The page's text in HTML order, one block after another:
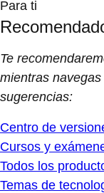
Para ti
Te
mientras
sugerencias:
Centro de
Cursos y
Todos los
Temas de